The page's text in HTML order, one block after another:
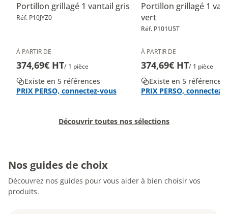
Portillon grillagé 1 vantail gris
Réf. P10JYZ0
À PARTIR DE
374,69€ HT/ 1 pièce
Existe en 5 références
PRIX PERSO, connectez-vous
Portillon grillagé 1
vert
Réf. P101U5T
À PARTIR DE
374,69€ HT/ 1 pièce
Existe en 5 références
PRIX PERSO, connectez-
Découvrir toutes nos sélections
Nos guides de choix
Découvrez nos guides pour vous aider à bien choisir vos
produits.